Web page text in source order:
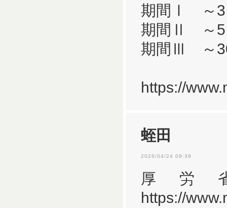
期間Ⅰ ～
期間Ⅱ ～
期間Ⅲ ～
https://
蛭田
2026/04/24 09:39
厚労
https://